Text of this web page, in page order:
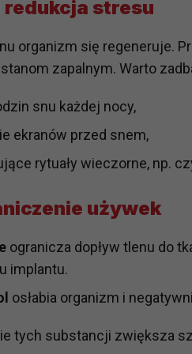
redukcja stresu
organizm się regeneruje.
zapalnym. Warto
snu każdej nocy,
ekranów przed snem,
rytuały wieczorne, np.
używek
ogranicza dopływ tlenu do
implantu.
osłabia organizm i
tych substancji zwiększa
potrzebom
Komu możemy przekazać
Zgodnie z obowiązującym
obowiązującego prawa np. sądy
Zaufanych parterów.
Masz między innymi prawo do
także wycofać zgodę na
szczegółowo tutaj.
Jakie są podstawy prawne
Każde przetwarzanie Twoich
analizowania ich i